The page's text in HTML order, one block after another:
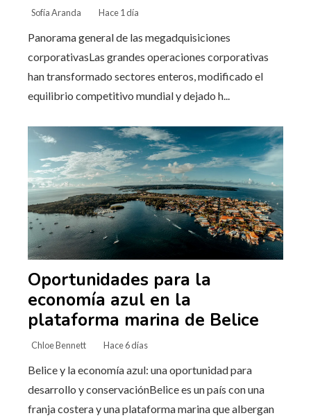
Sofía Aranda Hace 1 día
Panorama general de las megadquisiciones
corporativasLas grandes operaciones corporativas
han transformado sectores enteros, modificado el
equilibrio competitivo mundial y dejado h...
Oportunidades para la
economía azul en la
plataforma marina de Belice
Chloe Bennett Hace 6 días
Belice y la economía azul: una oportunidad para
desarrollo y conservaciónBelice es un país con una
franja costera y una plataforma marina que albergan